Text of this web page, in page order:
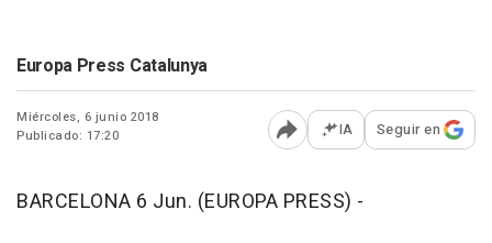
Europa Press Catalunya
Miércoles, 6 junio 2018
Publicado: 17:20
Abrir opciones para
IA Seguir en
BARCELONA 6 Jun. (EUROPA PRESS) -